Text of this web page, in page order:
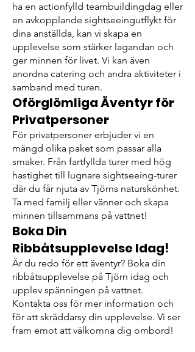
ha en actionfylld teambuildingdag eller
en avkopplande sightseeingutflykt för
dina anställda, kan vi skapa en
upplevelse som stärker lagandan och
ger minnen för livet. Vi kan även
anordna catering och andra aktiviteter i
samband med turen.
Oförglömliga Äventyr för
Privatpersoner
För privatpersoner erbjuder vi en
mängd olika paket som passar alla
smaker. Från fartfyllda turer med hög
hastighet till lugnare sightseeing-turer
där du får njuta av Tjörns naturskönhet.
Ta med familj eller vänner och skapa
minnen tillsammans på vattnet!
Boka Din
Ribbåtsupplevelse Idag!
Är du redo för ett äventyr? Boka din
ribbåtsupplevelse på Tjörn idag och
upplev spänningen på vattnet.
Kontakta oss för mer information och
för att skräddarsy din upplevelse. Vi ser
fram emot att välkomna dig ombord!